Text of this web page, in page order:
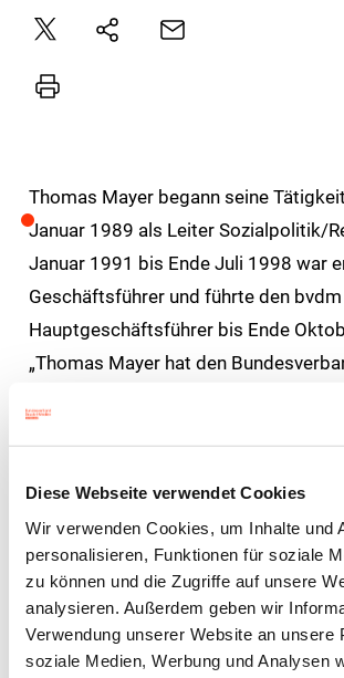
Diese Webseite verwendet Cookies
Wir verwenden Cookies, um Inhalte und
personalisieren, Funktionen für soziale
zu können und die Zugriffe auf unsere
analysieren. Außerdem geben wir
Verwendung unserer Website an unsere
soziale Medien, Werbung und Analysen
PlattformNatives
E-
Drucker
Thomas Mayer begann seine
Januar 1989 als Leiter Sozialpolitik/
Januar 1991 bis Ende Juli 1998 war
Geschäftsführer und führte den
Hauptgeschäftsführer bis Ende
„Thomas Mayer hat den
Medien e.V. nachhaltig geprägt und
rasanter Veränderungen der Branche
Hauptgeschäftsführer des bvdm die
seines Vorgängers im Amt. Wolfgang
Präsident des bvdm ergänzt:
Sozialpartnerschaft der deutschen
verdanken ihm die Verbindung
und gesellschaftlicher Verantwortung